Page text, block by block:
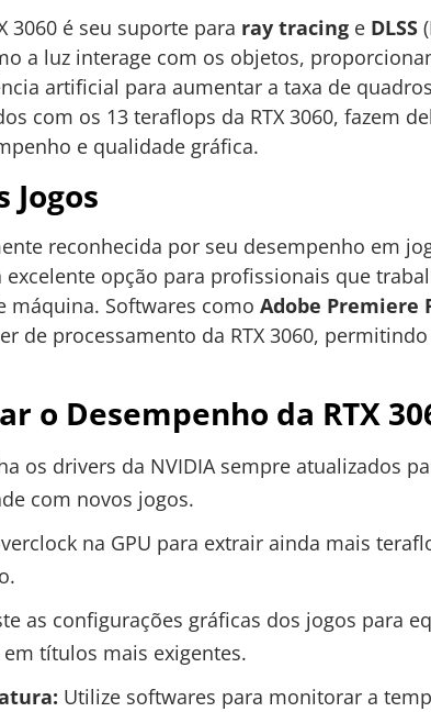
3060 é seu suporte para ray tracing e DLSS
a luz interage com os objetos,
artificial para aumentar a taxa de
com os 13 teraflops da RTX 3060, fazem
e qualidade gráfica.
Jogos
reconhecida por seu desempenho em
opção para profissionais que
máquina. Softwares como Adobe Premiere
de processamento da RTX 3060,
o Desempenho da RTX
os drivers da NVIDIA sempre atualizados
com novos jogos.
na GPU para extrair ainda mais
as configurações gráficas dos jogos para
títulos mais exigentes.
Utilize softwares para monitorar a